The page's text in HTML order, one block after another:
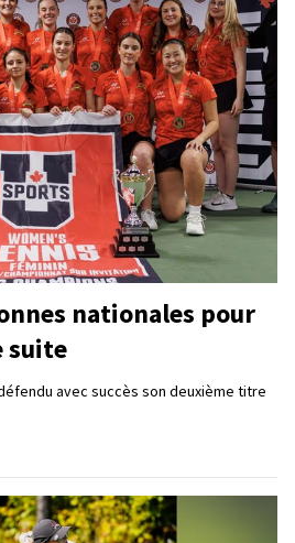
nationales pour
suite
avec succès son deuxième titre